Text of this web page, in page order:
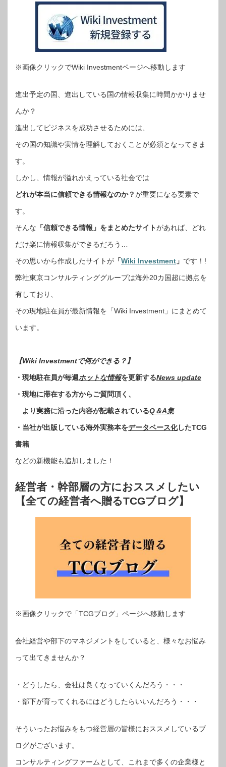
※画像クリックでWiki Investmentページへ移動します
進出予定の国、進出している国の情報収集に時間かかりませ
んか？
進出してビジネスを成功させるためには、
その国の知識や実情を理解しておくことが必須となってきま
す。
しかし、情報が溢れかえっている社会では
どれが本当に信頼できる情報なのか？が重要になる要素で
す。
そんな 「信頼できる情報」をまとめたサイトがあれば、どれ
だけ楽に情報収集ができるだろう…
その思いから作成したサイトが 「Wiki Investment 」 です！!
弊社東京コンサルティンググループは海外20カ国超に拠点を
有しており、
その現地駐在員が最新情報を「Wiki Investment」にまとめて
います。
【Wiki Investmentで何ができる？】
・現地駐在員が毎週 ホットな情報を更新するNews update
・現地に滞在する方からご質問頂く、
より実務に沿った内容が記載されているQ＆A集
・当社が出版している海外実務本をデータベース化したTCG
書籍
などの新機能も追加しました！
経営者・幹部層の方におススメしたい
【全ての経営者へ贈るTCGブログ】
※画像クリックで「TCGブログ」ページへ移動します
会社経営や部下のマネジメントをしていると、様々なお悩み
って出てきませんか？
・どうしたら、会社は良くなっていくんだろう・・・
・部下が育ってくれるにはどうしたらいいんだろう・・・
そういったお悩みをもつ経営層の皆様におススメしているブ
ログがございます。
コンサルティングファームとして、これまで多くの企業様と